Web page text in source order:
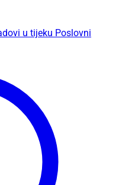
u tijeku Poslovni